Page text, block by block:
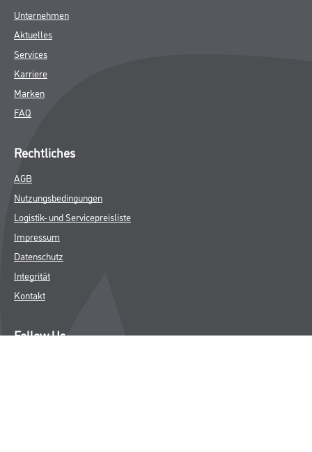
Unternehmen
Aktuelles
Services
Karriere
Marken
FAQ
Rechtliches
AGB
Nutzungsbedingungen
Logistik- und Servicepreisliste
Impressum
Datenschutz
Integrität
Kontakt
Follow Us